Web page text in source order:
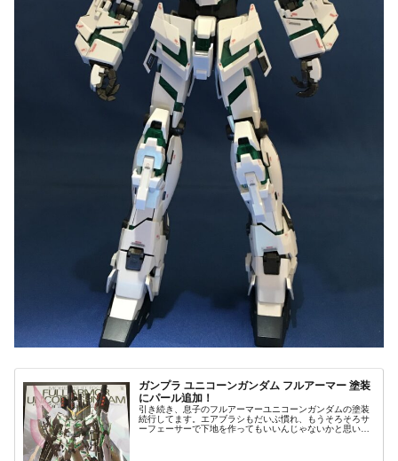
ガンプラ ユニコーンガンダム フルアーマー 塗装
にパール追加！
引き続き、息子のフルアーマーユニコーンガンダムの塗装
続行してます。エアブラシもだいぶ慣れ、もうそろそろサ
ーフェーサーで下地を作ってもいいんじゃないかと思いま